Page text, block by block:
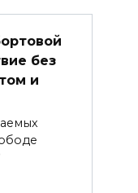
без
и